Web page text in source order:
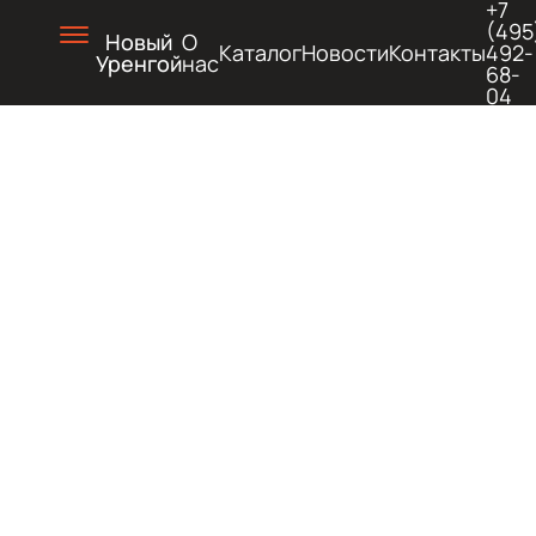
Новый
Уренгой
О
насКаталогНовостиКонтакты
+7
492-
68-
04